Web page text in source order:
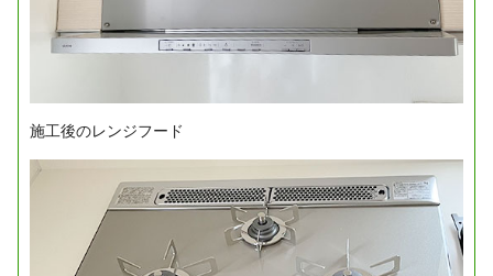
施工後のレンジフード